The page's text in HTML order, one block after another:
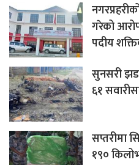
गरेको
पदीय
सुनसरी
६१
सप्तरीमा
१९०